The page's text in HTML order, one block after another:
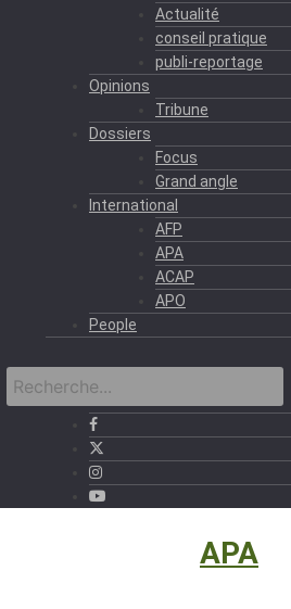
Actualité
conseil pratique
publi-reportage
Opinions
Tribune
Dossiers
Focus
Grand angle
International
AFP
APA
ACAP
APO
People
APA